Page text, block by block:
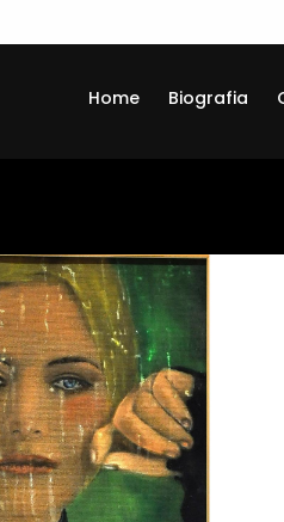
Home Biografia